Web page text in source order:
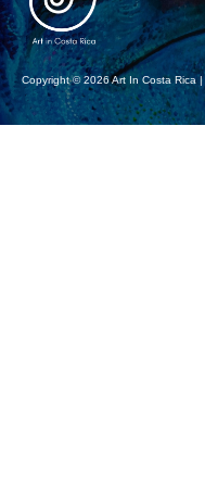
Copyright © 2026 Art In Costa Rica |